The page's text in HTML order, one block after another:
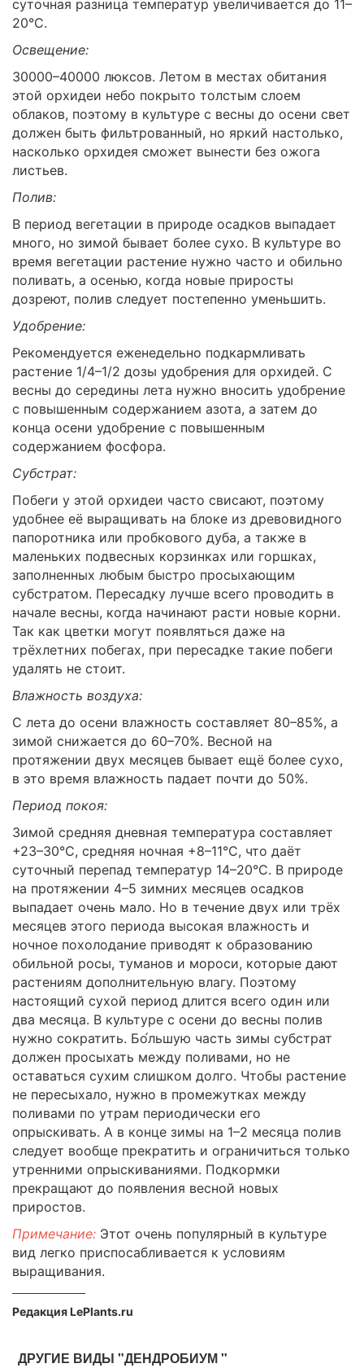
суточная разница температур увеличивается до 11–
20°C.
Освещение:
30000–40000 люксов. Летом в местах обитания
этой орхидеи небо покрыто толстым слоем
облаков, поэтому в культуре с весны до осени свет
должен быть фильтрованный, но яркий настолько,
насколько орхидея сможет вынести без ожога
листьев.
Полив:
В период вегетации в природе осадков выпадает
много, но зимой бывает более сухо. В культуре во
время вегетации растение нужно часто и обильно
поливать, а осенью, когда новые приросты
дозреют, полив следует постепенно уменьшить.
Удобрение:
Рекомендуется еженедельно подкармливать
растение 1/4–1/2 дозы удобрения для орхидей. С
весны до середины лета нужно вносить удобрение
с повышенным содержанием азота, а затем до
конца осени удобрение с повышенным
содержанием фосфора.
Субстрат:
Побеги у этой орхидеи часто свисают, поэтому
удобнее её выращивать на блоке из древовидного
папоротника или пробкового дуба, а также в
маленьких подвесных корзинках или горшках,
заполненных любым быстро просыхающим
субстратом. Пересадку лучше всего проводить в
начале весны, когда начинают расти новые корни.
Так как цветки могут появляться даже на
трёхлетних побегах, при пересадке такие побеги
удалять не стоит.
Влажность воздуха:
С лета до осени влажность составляет 80–85%, а
зимой снижается до 60–70%. Весной на
протяжении двух месяцев бывает ещё более сухо,
в это время влажность падает почти до 50%.
Период покоя:
Зимой средняя дневная температура составляет
+23–30°C, средняя ночная +8–11°C, что даёт
суточный перепад температур 14–20°C. В природе
на протяжении 4–5 зимних месяцев осадков
выпадает очень мало. Но в течение двух или трёх
месяцев этого периода высокая влажность и
ночное похолодание приводят к образованию
обильной росы, туманов и мороси, которые дают
растениям дополнительную влагу. Поэтому
настоящий сухой период длится всего один или
два месяца. В культуре с осени до весны полив
нужно сократить. Бо́льшую часть зимы субстрат
должен просыхать между поливами, но не
оставаться сухим слишком долго. Чтобы растение
не пересыхало, нужно в промежутках между
поливами по утрам периодически его
опрыскивать. А в конце зимы на 1–2 месяца полив
следует вообще прекратить и ограничиться только
утренними опрыскиваниями. Подкормки
прекращают до появления весной новых
приростов.
Примечание: Этот очень популярный в культуре
вид легко приспосабливается к условиям
выращивания.
Редакция LePlants.ru
ДРУГИЕ ВИДЫ "ДЕНДРОБИУМ "